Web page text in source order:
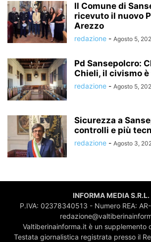
Il Comune di
ricevuto il nuovo
Arezzo
redazione - Agosto 5,
Pd Sansepolcro:
Chieli, il civismo
redazione - Agosto 5,
Sicurezza a
controlli e più
redazione - Agosto 3,
INFORMA MEDIA S.R.L.
P.IVA: 02378340513 - Numero REA:
Valtiberinainforma.it è un supplemento
Testata giornalistica registrata presso il